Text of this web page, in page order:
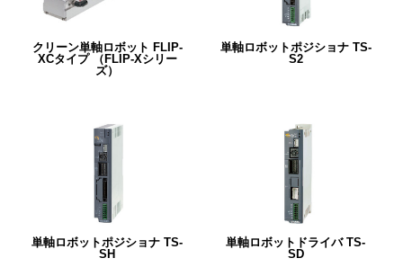
クリーン単軸ロボット FLIP-
XCタイプ （FLIP-Xシリー
ズ）
単軸ロボットポジショナ TS-
S2
単軸ロボットポジショナ TS-
SH
単軸ロボットドライバ TS-
SD